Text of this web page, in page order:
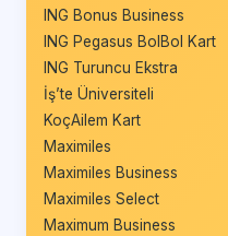
ING Bonus Business
ING Pegasus BolBol Kart
ING Turuncu Ekstra
İş’te Üniversiteli
KoçAilem Kart
Maximiles
Maximiles Business
Maximiles Select
Maximum Business